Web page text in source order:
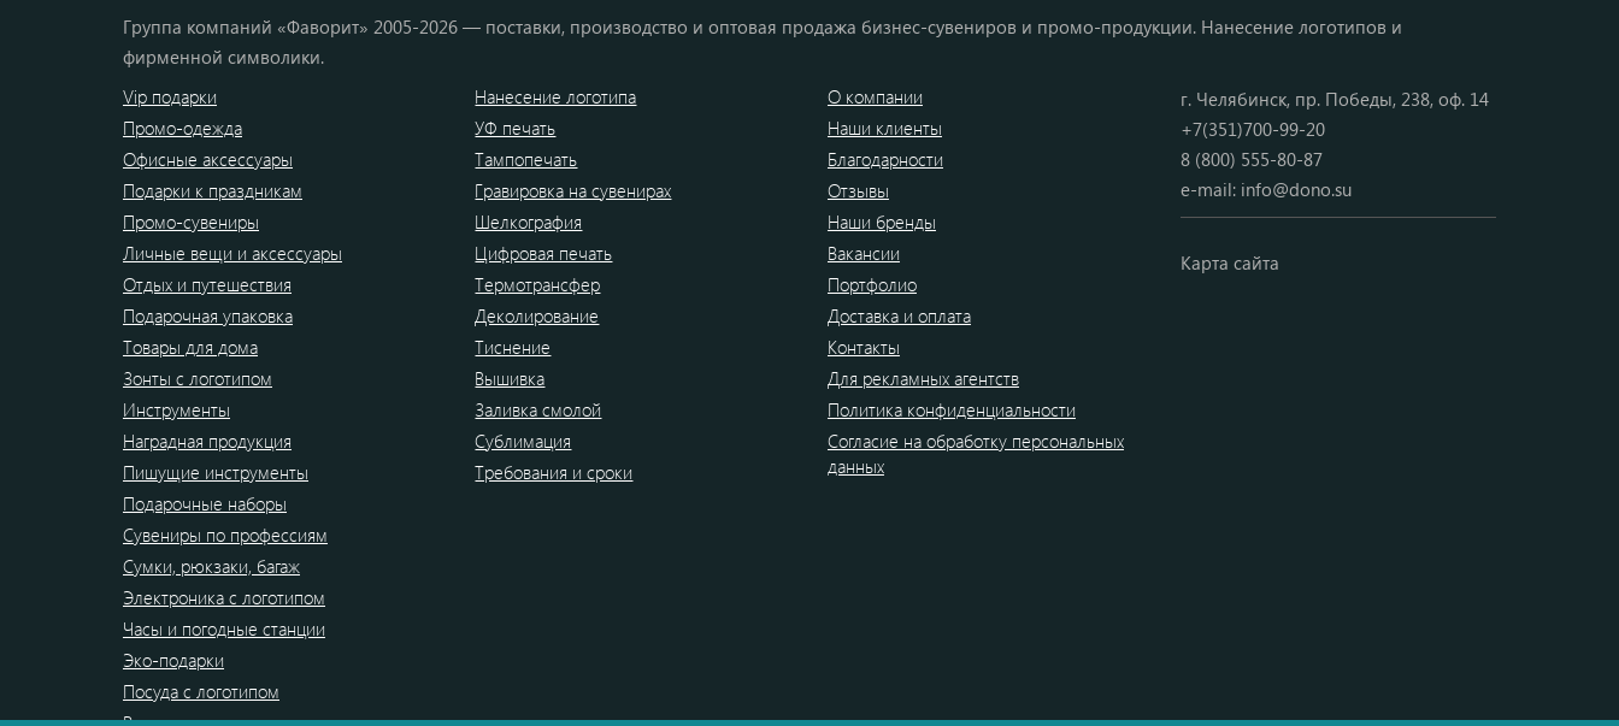
Группа компаний «Фаворит» 2005-2026 — поставки, производство и оптовая продажа бизнес-сувениров и промо-продукции. Нанесение логотипов и
фирменной символики.
Vip подарки
Промо-одежда
Офисные аксессуары
Подарки к праздникам
Промо-сувениры
Личные вещи и аксессуары
Отдых и путешествия
Подарочная упаковка
Товары для дома
Зонты с логотипом
Инструменты
Наградная продукция
Пишущие инструменты
Подарочные наборы
Сувениры по профессиям
Сумки, рюкзаки, багаж
Электроника с логотипом
Часы и погодные станции
Эко-подарки
Посуда с логотипом
Нанесение логотипа
УФ печать
Тампопечать
Гравировка на сувенирах
Шелкография
Цифровая печать
Термотрансфер
Деколирование
Тиснение
Вышивка
Заливка смолой
Сублимация
Требования и сроки
О компании
Наши клиенты
Благодарности
Отзывы
Наши бренды
Вакансии
Портфолио
Доставка и оплата
Контакты
Для рекламных агентств
Политика конфиденциальности
Согласие на обработку персональных
данных
г. Челябинск, пр. Победы, 238, оф. 14
+7(351)700-99-20
8 (800) 555-80-87
e-mail: info@dono.su
Карта сайта